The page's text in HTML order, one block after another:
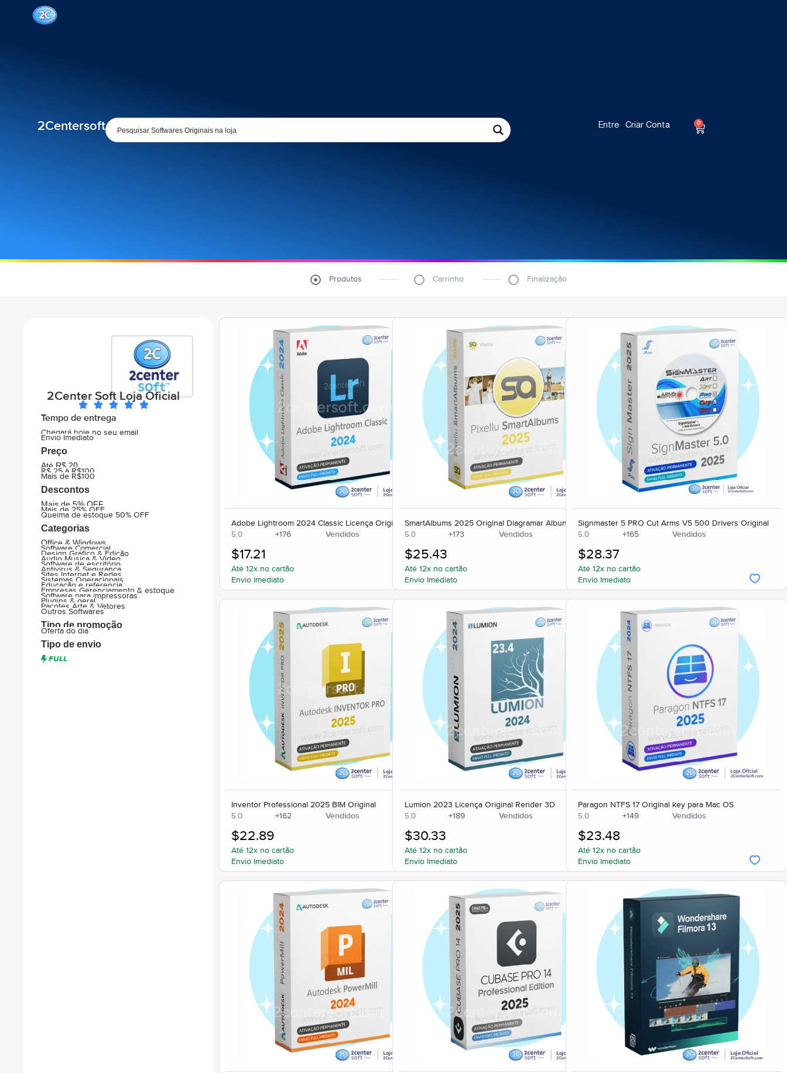
2Centersoft Entre Criar Conta 0
Produtos Carrinho Finalização
2Center Soft Loja Oficial
Tempo de entrega
Chegará hoje no seu email
Envio Imediato
Preço
Até R$ 20
R$ 25 à R$100
Mais de R$100
Descontos
Mais de 5% OFF
Mais de 25% OFF
Queima de estoque 50% OFF
Categorias
Office & Windows
Software Comercial
Design Gráfico & Edição
Audio Musica & Video
Software de escritório
Antivirus & Segurança
Sites Internet e Redes
Sistemas Operacionais
Educação e referencia
Empresas Gerenciamento & estoque
Software para impressoras
Plugins & geral
Pacotes Arte & Vetores
Outros Softwares
Tipo de promoção
Oferta do dia
Tipo de envio
Adobe Lightroom 2024 Classic Licença Original
5.0 +176 Vendidos
Até 12x no cartão
Envio Imediato
$17.21
SmartAlbums 2025 Original Diagramar Albuns
5.0 +173 Vendidos
Até 12x no cartão
Envio Imediato
$25.43
Signmaster 5 PRO Cut Arms V5 500 Drivers Original
5.0 +165 Vendidos
Até 12x no cartão
Envio Imediato
$28.37
Inventor Professional 2025 BIM Original
5.0 +162 Vendidos
Até 12x no cartão
Envio Imediato
$22.89
Lumion 2023 Licença Original Render 3D
5.0 +189 Vendidos
Até 12x no cartão
Envio Imediato
$30.33
Paragon NTFS 17 Original key para Mac OS
5.0 +149 Vendidos
Até 12x no cartão
Envio Imediato
$23.48